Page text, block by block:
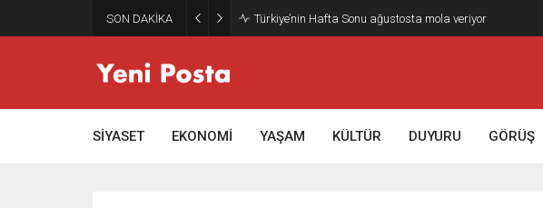
SON DAKİKA Gazze’nin geleceği: Teknokratik kontrol mü, kolonializm mi?
SİYASET EKONOMİ YAŞAM KÜLTÜR DUYURU GÖRÜŞ